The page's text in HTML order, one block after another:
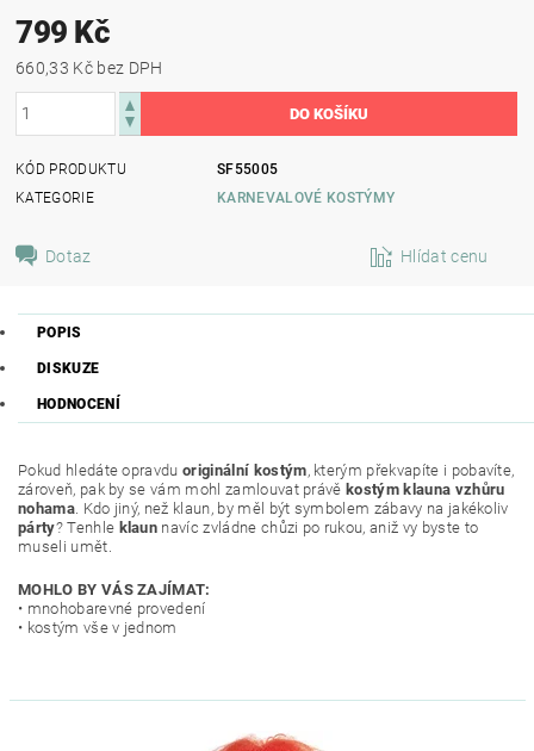
799 Kč
660,33 Kč bez DPH
KÓD PRODUKTU
SF55005
KATEGORIE
KARNEVALOVÉ KOSTÝMY
Dotaz Hlídat cenu
POPIS
DISKUZE
HODNOCENÍ
Pokud hledáte opravduoriginální kostým, kterým překvapíte i pobavíte,
zároveň, pak by se vám mohl zamlouvat právě kostým klauna vzhůru
nohama. Kdo jiný, než klaun, by měl být symbolem zábavy na jakékoliv
párty? Tenhle klaun navíc zvládne chůzi po rukou, aniž vy byste to
museli umět.
MOHLO BY VÁS ZAJÍMAT:
• mnohobarevné provedení
• kostým vše v jednom